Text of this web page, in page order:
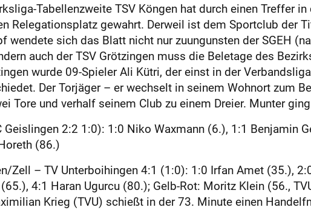
Tabellenzweite TSV Köngen hat durch einen Treffer
Relegationsplatz gewahrt. Derweil ist dem Sportclub der
wendete sich das Blatt nicht nur zuunguns­ten der SGEH
auch der TSV Grötzingen muss die Beletage des
wurde 09-Spieler Ali Kütri, der einst in der
Der Torjäger – er wechselt in seinem Wohnort zum
Tore und verhalf seinem Club zu einem Dreier. Munter
Geislingen 2:2 1:0): 1:0 Niko Waxmann (6.), 1:1 Benjamin
(86.)
Zell – TV Unterboihingen 4:1 (1:0): 1:0 Irfan Amet (35.),
4:1 Haran Ugurcu (80.); Gelb-Rot: Moritz Klein (56.,
Krieg (TVU) schießt in der 73. Minute einen